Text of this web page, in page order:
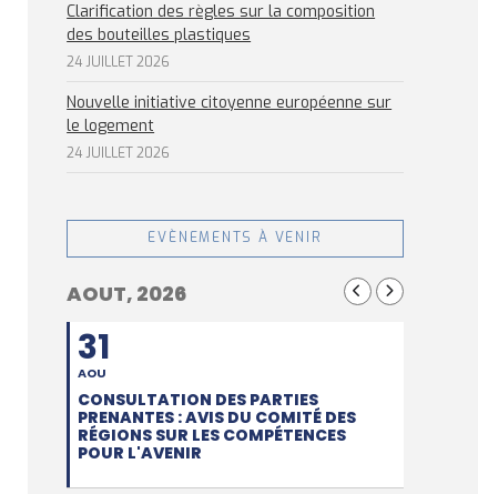
Clarification des règles sur la composition
des bouteilles plastiques
24 JUILLET 2026
Nouvelle initiative citoyenne européenne sur
le logement
24 JUILLET 2026
EVÈNEMENTS À VENIR
AOUT, 2026
31
AOU
CONSULTATION DES PARTIES
PRENANTES : AVIS DU COMITÉ DES
RÉGIONS SUR LES COMPÉTENCES
POUR L'AVENIR